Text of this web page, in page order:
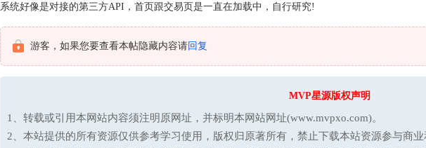
系统好像是对接的第三方API，首页跟交易页是一直在加载中，自行研究!
游客，如果您要查看本帖隐藏内容请回复
MVP星源版权声明
1、转载或引用本网站内容须注明原网址，并标明本网站网址(www.mvpxo.com)。
2、本站提供的所有资源仅供参考学习使用，版权归原著所有，禁止下载本站资源参与商